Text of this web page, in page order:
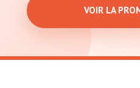
VOIR LA